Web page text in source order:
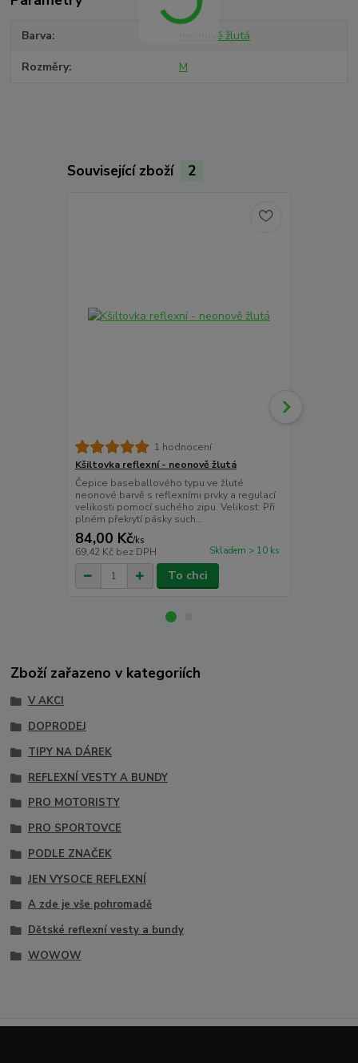
Barva neónově žlutá
Rozměry M
Související zboží 2
1 hodnocení
Kšiltovka reflexní - neonově žlutá
Čepice baseballového typu ve žluté
neonové barvě s reflexními prvky a regulací
velikosti pomocí suchého zipu. Velikost: Při
plném překrytí pásky such...
84,00 Kč/ks
69,42 Kč bez DPH Skladem > 10 ks
To chci
Zboží zařazeno v kategoriích
V AKCI
DOPRODEJ
TIPY NA DÁREK
REFLEXNÍ VESTY A BUNDY
PRO MOTORISTY
PRO SPORTOVCE
PODLE ZNAČEK
JEN VYSOCE REFLEXNÍ
A zde je vše pohromadě
Dětské reflexní vesty a bundy
WOWOW